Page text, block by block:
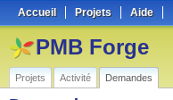
Accueil Projets Aide
PMB Forge
Projets Activité Demandes